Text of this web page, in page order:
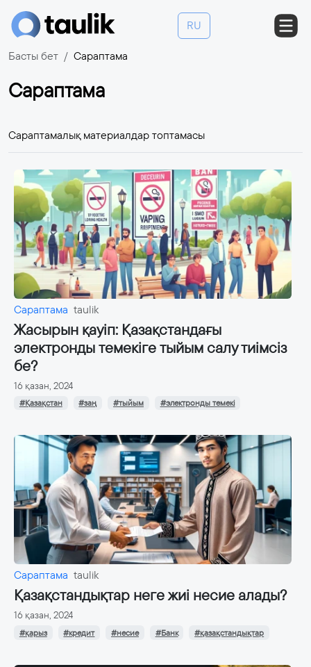
RU
Басты бет Сараптама
Сараптама
Сараптамалық материалдар топтамасы
Сараптама taulik
Жасырын қауіп: Қазақстандағы
электронды темекіге тыйым салу тиімсіз
бе?
16 қазан, 2024
#Қазақстан #заң #тыйым #электронды темекі
Сараптама taulik
Қазақстандықтар неге жиі несие алады?
16 қазан, 2024
#қарыз #кредит #несие #Банк #қазақстандықтар